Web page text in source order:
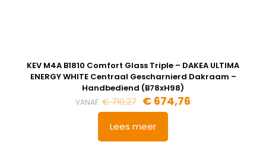
KEV M4A B1810 Comfort Glass Triple – DAKEA ULTIMA
ENERGY WHITE Centraal Gescharnierd Dakraam –
Handbediend (B78xH98)
VANAF: €710,27 € 674,76
Lees meer